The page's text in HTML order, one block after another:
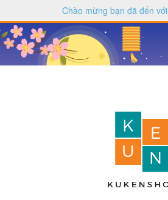
Chào mừng bạn đã đến với